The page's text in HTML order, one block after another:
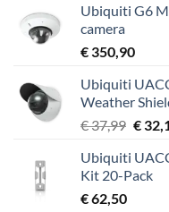
Ubiquiti G6
camera
€ 350,90
Ubiquiti
Weather
€37,99
was:
€
€
Ubiquiti
Kit 20-Pack
€62,50